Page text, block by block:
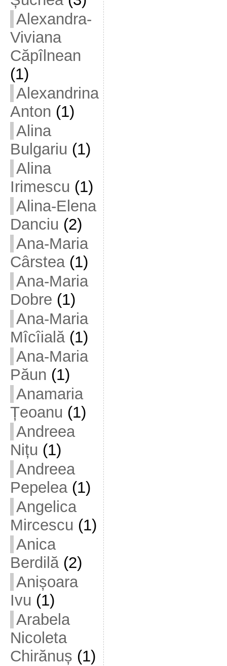
Alexandra-
Viviana
Căpîlnean
(1)
Alexandrina
Anton (1)
Alina
Bulgariu (1)
Alina
Irimescu (1)
Alina-Elena
Danciu (2)
Ana-Maria
Cârstea(1)
Ana-Maria
Dobre (1)
Ana-Maria
Mîcîială(1)
Ana-Maria
Păun (1)
Anamaria
Țeoanu (1)
Andreea
Nițu (1)
Andreea
Pepelea(1)
Angelica
Mircescu (1)
Anica
Berdilă(2)
Anișoara
Ivu (1)
Arabela
Nicoleta
Chirănuș (1)